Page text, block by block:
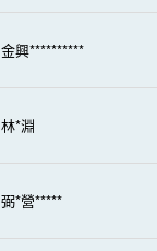
金興**********
林*淵
弼*營*****